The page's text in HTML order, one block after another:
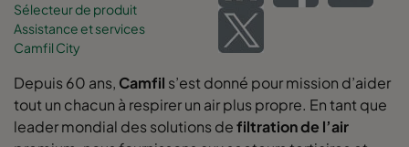
Sélecteur de produit
Assistance et services
Camfil City
Depuis 60 ans, Camfil s’est donné pour mission d’aider
tout un chacun à respirer un air plus propre. En tant que
leader mondial des solutions defiltration de l’air